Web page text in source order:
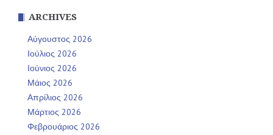
ARCHIVES
Αύγουστος 2026
Ιούλιος 2026
Ιούνιος 2026
Μάιος 2026
Απρίλιος 2026
Μάρτιος 2026
Φεβρουάριος 2026